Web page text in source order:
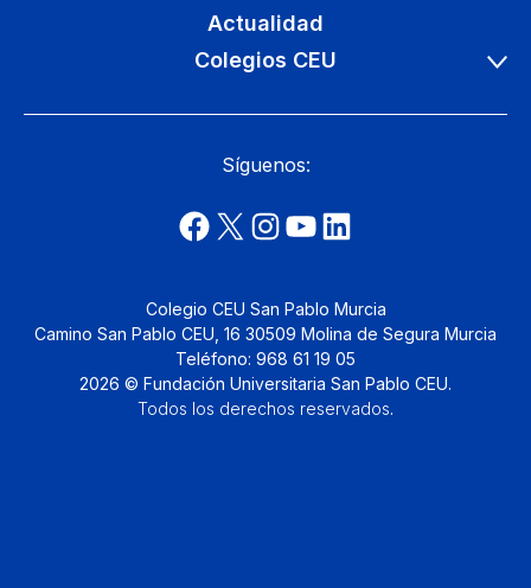
Actualidad
Colegios CEU
Síguenos:
Colegio CEU San Pablo Murcia
Camino San Pablo CEU, 16 30509 Molina de Segura Murcia
Teléfono: 968 61 19 05
2026 © Fundación Universitaria San Pablo CEU.
Todos los derechos reservados.